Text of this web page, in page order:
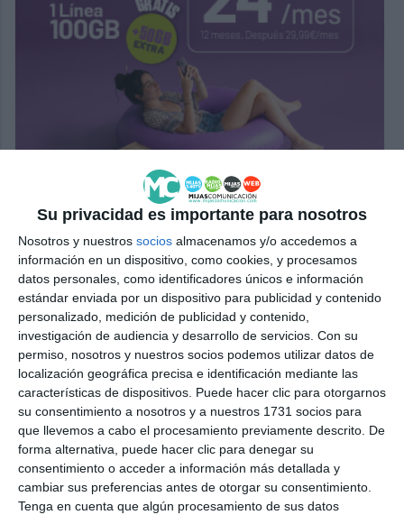
Su privacidad es importante para nosotros
Nosotros y nuestros socios almacenamos y/o accedemos a
información en un dispositivo, como cookies, y procesamos
datos personales, como identificadores únicos e información
estándar enviada por un dispositivo para publicidad y contenido
personalizado, medición de publicidad y contenido,
investigación de audiencia y desarrollo de servicios. Con su
permiso, nosotros y nuestros socios podemos utilizar datos de
localización geográfica precisa e identificación mediante las
características de dispositivos. Puede hacer clic para otorgarnos
su consentimiento a nosotros y a nuestros 1731 socios para
que llevemos a cabo el procesamiento previamente descrito. De
forma alternativa, puede hacer clic para denegar su
consentimiento o acceder a información más detallada y
cambiar sus preferencias antes de otorgar su consentimiento.
Tenga en cuenta que algún procesamiento de sus datos